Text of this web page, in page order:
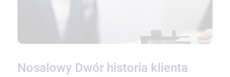
Nosalowy Dwór historia klienta